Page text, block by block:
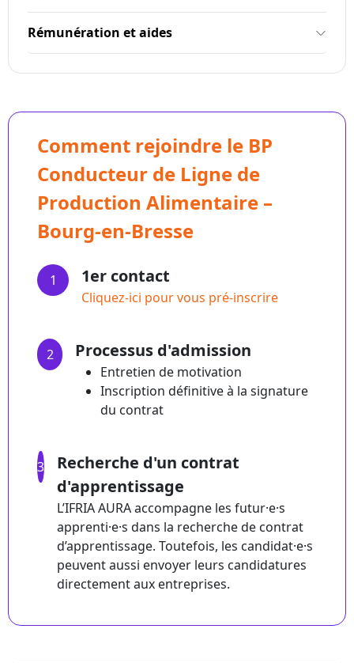
Rémunération et aides
Comment rejoindre le BP
Conducteur de Ligne de
Production Alimentaire –
Bourg-en-Bresse
1 1er contact
Cliquez-ici pour vous pré-inscrire
2 Processus d'admission
Entretien de motivation
Inscription définitive à la signature
du contrat
3
Recherche d'un contrat
d'apprentissage
L’IFRIA AURA accompagne les futur·e·s
apprenti·e·s dans la recherche de contrat
d’apprentissage. Toutefois, les candidat·e·s
peuvent aussi envoyer leurs candidatures
directement aux entreprises.